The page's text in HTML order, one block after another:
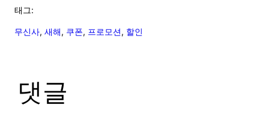
태그:
무신사, 새해, 쿠폰, 프로모션, 할인
댓글